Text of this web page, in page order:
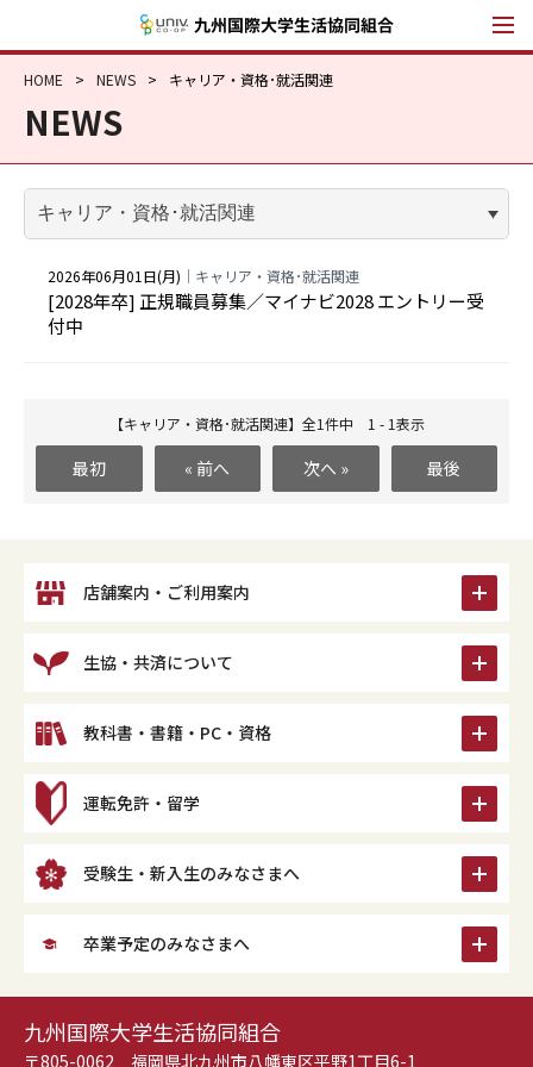
九州国際大学生
HOME NEWS キャリア・資格･就活関連
NEWS
2026年06月01日(月) ｜キャリア・資格･就活関連
[2028年卒] 正規職員募集／マイナビ2028 エントリー受
付中
【キャリア・資格･就活関連】全1件中 1 - 1表示
最初 « 前へ 次へ » 最後
店舗案内・ご利用案内
生協・共済について
教科書・書籍・PC・資格
運転免許・留学
受験生・新入生のみなさまへ
卒業予定のみなさまへ
九州国際大学生活協同組合
〒805-0062 福岡県北九州市八幡東区平野1丁目6-1